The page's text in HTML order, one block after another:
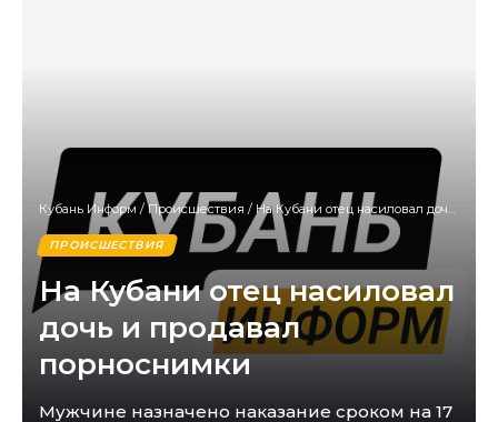
Кубань Информ /Происшествия / На Кубани отец насиловал дочь и продавал порноснимки
ПРОИСШЕСТВИЯ
На Кубани отец насиловал
дочь и продавал
порноснимки
Мужчине назначено наказание сроком на 17